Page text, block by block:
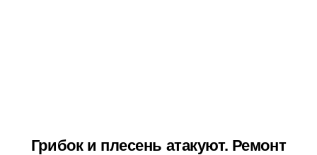
Грибок и плесень атакуют. Ремонт